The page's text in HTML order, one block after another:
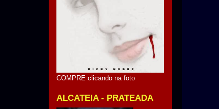
COMPRE clicando na foto
ALCATEIA - PRATEADA